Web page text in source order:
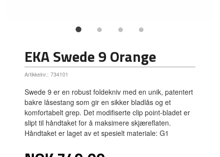
EKA Swede 9 Orange
Artikkelnr.: 734101
Swede 9 er en robust foldekniv med en unik, patentert
bakre låsestang som gir en sikker bladlås og et
komfortabelt grep. Det modifiserte clip point-bladet er
slipt til håndtaket for å maksimere skjæreflaten.
Håndtaket er laget av et spesielt materiale: G1